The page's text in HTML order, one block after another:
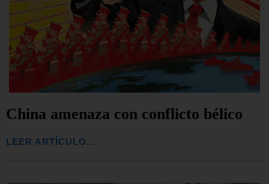
China amenaza con conflicto bélico
LEER ARTÍCULO...